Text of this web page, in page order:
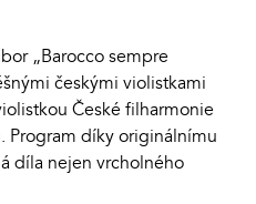
„Barocco sempre
českými violistkami
České filharmonie
Program díky originálnímu
díla nejen vrcholného